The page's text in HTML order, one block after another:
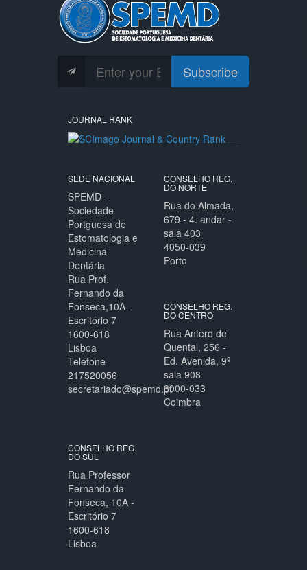
Subscribe
JOURNAL RANK
SEDE NACIONAL
SPEMD -
Sociedade
Portguesa de
Estomatologia e
Medicina
Dentária
Rua Prof.
Fernando da
Fonseca,10A -
Escritório 7
1600-618
Lisboa
Telefone
217520056
secretariado@spemd.pt
CONSELHO REG.
DO NORTE
Rua do Almada,
679 - 4. andar -
sala 403
4050-039
Porto
CONSELHO REG.
DO CENTRO
Rua Antero de
Quental, 256 -
Ed. Avenida, 9º
sala 908
3000-033
Coimbra
CONSELHO REG.
DO SUL
Rua Professor
Fernando da
Fonseca, 10A -
Escritório 7
1600-618
Lisboa